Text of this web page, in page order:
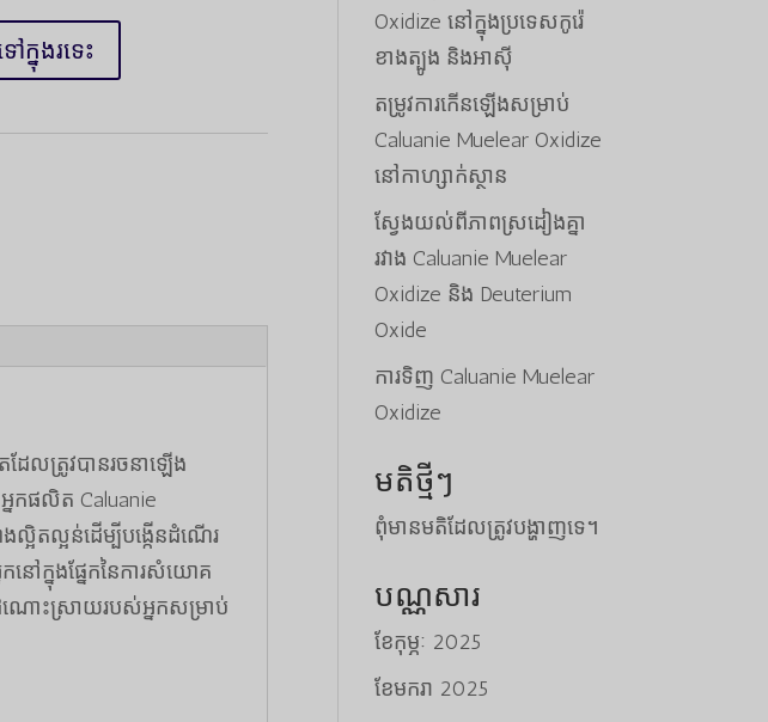
ក្នុងរទេះ
លត្រូវបានរចនាឡើង
នកផលិត Caluanie
អិតល្អន់ដើម្បីបង្កើនដំណើរ
នៅក្នុងផ្នែកនៃការសំយោគ
ដំណោះស្រាយរបស់អ្នកសម្រាប់
Oxidize នៅក្នុងប្រទេសកូរ៉េ
ខាងត្បូង និងអាស៊ី
តម្រូវការកើនឡើងសម្រាប់
Caluanie Muelear Oxidize
នៅកាហ្សាក់ស្ថាន
ស្វែងយល់ពីភាពស្រដៀងគ្នា
រវាង Caluanie Muelear
Oxidize និង Deuterium
Oxide
ការទិញ Caluanie Muelear
Oxidize
មតិថ្មីៗ
ពុំមានមតិដែលត្រូវបង្ហាញទេ។
បណ្ណសារ
ខែ​កុម្ភៈ 2025
ខែ​មករា 2025